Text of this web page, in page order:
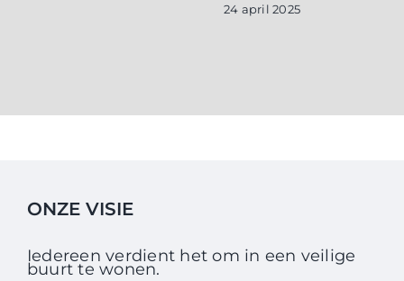
24 april 2025
ONZE VISIE
Iedereen verdient het om in een veilige
buurt te wonen.